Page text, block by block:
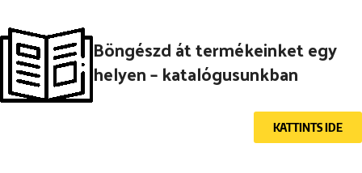
Böngészd át termékeinket egy
helyen – katalógusunkban
KATTINTS IDE